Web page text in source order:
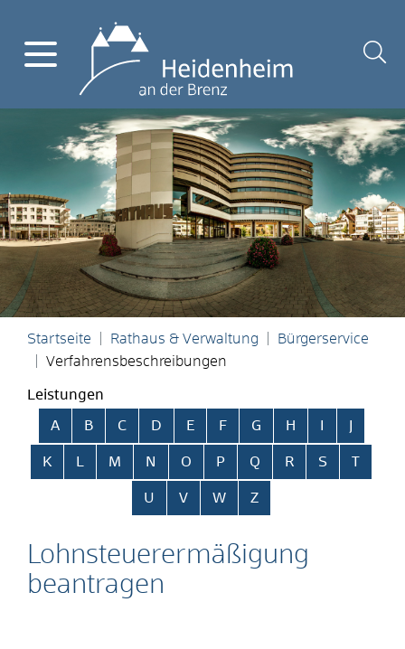
Startseite Rathaus & Verwaltung
Bürgerservice
Verfahrensbeschreibungen
Leistungen
Alphabetisches Register überspringen
A B C D E F G H
K L M N O P Q R S T
U V W Z
Lohnsteuerermäßigung
beantragen